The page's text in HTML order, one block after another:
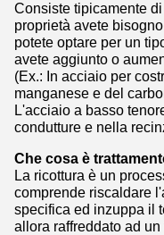
Consiste tipicamente
proprietà avete
potete optare per un
avete aggiunto o
(Ex.: In acciaio per
manganese e del
L'acciaio a basso
condutture e nella
Che cosa è
La ricottura è un
comprende riscaldare
specifica ed inzuppa il
allora raffreddato ad